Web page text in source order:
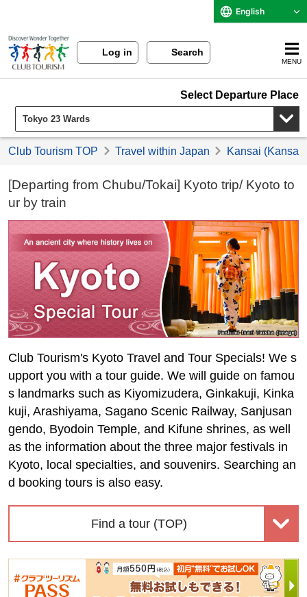
English
Log in Search
MENU
Select Departure Place
Club Tourism TOP Travel within Japan Kansai (Kansai)
[Departing from Chubu/Tokai] Kyoto trip/ Kyoto to
ur by train
Club Tourism's Kyoto Travel and Tour Specials! We s
upport you with a tour guide. We will guide on famou
s landmarks such as Kiyomizudera, Ginkakuji, Kinka
kuji, Arashiyama, Sagano Scenic Railway, Sanjusan
gendo, Byodoin Temple, and Kifune shrines, as well
as the information about the three major festivals in
Kyoto, local specialties, and souvenirs. Searching an
d booking tours is also easy.
Find a tour (TOP)